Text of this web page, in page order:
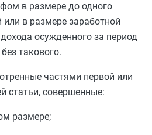
в размере до одного
в размере заработной
осужденного за период
такового.
частями первой или
статьи, совершенные:
размере;